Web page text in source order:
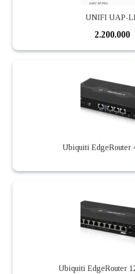
UNIFI UAP-
2.200.000
Ubiquiti EdgeRouter
Ubiquiti EdgeRouter